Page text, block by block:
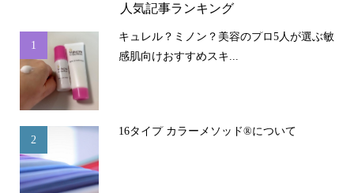
人気記事ランキング
1
キュレル？ミノン？美容のプロ5人が選ぶ敏
感肌向けおすすめスキ...
2
16タイプ カラーメソッド®について